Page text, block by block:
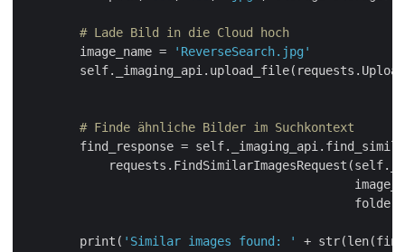
# Lade Bild in die Cloud hoch
        image_name =
'ReverseSearch.jpg'
# Finde ähnliche Bilder im Suchkontext
find_response =
        print(
'Similar images found: '
+